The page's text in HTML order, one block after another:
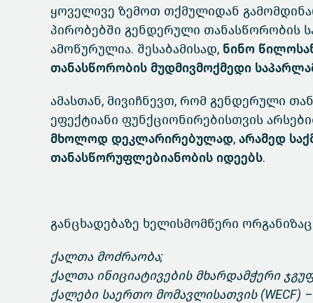
ყოველივე ზემოთ თქმულიდან
პირობებში გენდერული თანასწორობის
ამოწურულია. შესაბამისად, ნინო
თანასწორობის მუდმივმოქმედი
ამასთან, მივიჩნევთ, რომ გენდერული
ეფექტიანი ფუნქციონირებისთვის
მხოლოდ დეკლარირებულად, არამედ
თანასწორუფლებიანობის იდეებს.
განცხადებაზე ხელისმომწერი
ქალთა მოძრაობა;
ქალთა ინიციატივების მხარდამჭერი
ქალები საერთო მომავლისათვის (WECF)